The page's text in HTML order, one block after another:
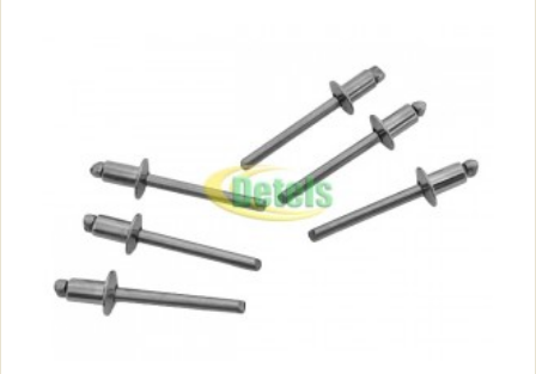
Whirlpool AWA 1000 856110029200
Whirlpool AWA 1000 856110029203
Whirlpool AWA 1019
Whirlpool AWA 1019 856110129090